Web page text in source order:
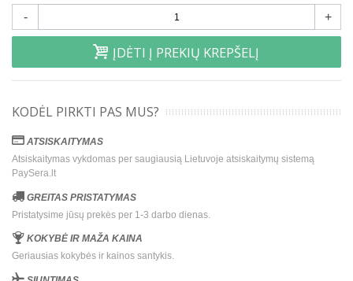
- +
ĮDĖTI Į PREKIŲ KREPŠELĮ
KODĖL PIRKTI PAS MUS?
ATSISKAITYMAS
Atsiskaitymas vykdomas per saugiausią Lietuvoje atsiskaitymų sistemą
PaySera.lt
GREITAS PRISTATYMAS
Pristatysime jūsų prekės per 1-3 darbo dienas.
KOKYBĖ IR MAŽA KAINA
Geriausias kokybės ir kainos santykis.